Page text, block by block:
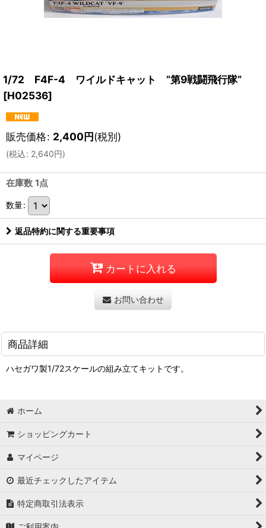
1/72 F4F-4 ワイルドキャット ”第9戦闘飛行隊”
[H02536]
販売価格: 2,400円(税別)
(税込: 2,640円)
在庫数 1点
数量:
返品特約に関する重要事項
カートに入れる
お問い合わせ
商品詳細
ハセガワ製1/72スケールの組み立てキットです。
ホーム
ショッピングカート
マイページ
最近チェックしたアイテム
特定商取引法表示